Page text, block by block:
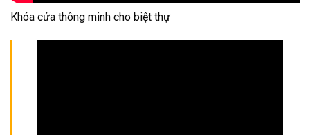
Khóa cửa thông minh cho biệt thự